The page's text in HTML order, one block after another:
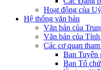
Hoạt động của
Hệ thống văn bản
Văn bản của
Văn bản của
Các cơ quan
Ban Tuyên
Ban Tổ